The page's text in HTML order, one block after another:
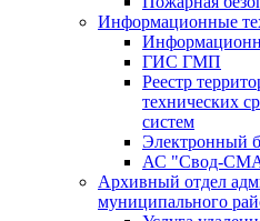
Информационные
ГИС ГМП
Реестр
технических
систем
Электронный
АС "Свод-
Архивный отдел
муниципального